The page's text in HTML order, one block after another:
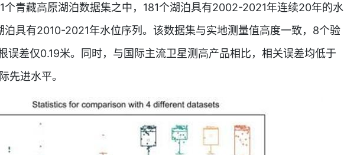
藏高原湖泊数据集之中，181个湖泊具有2002-2021年连续20年的水
泊具有2010-2021年水位序列。该数据集与实地测量值高度一致，8个验
误差仅0.19米。同时，与国际主流卫星测高产品相比，相关误差均低于
先进水平。